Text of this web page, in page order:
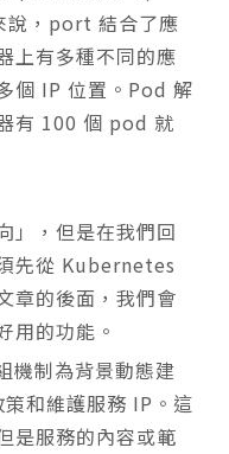
說，port 結合了應
上有多種不同的應
個 IP 位置。Pod 解
有 100 個 pod 就
」，但是在我們回
先從 Kubernetes
章的後面，我們會
用的功能。
機制為背景動態建
和維護服務 IP。這
是服務的內容或範